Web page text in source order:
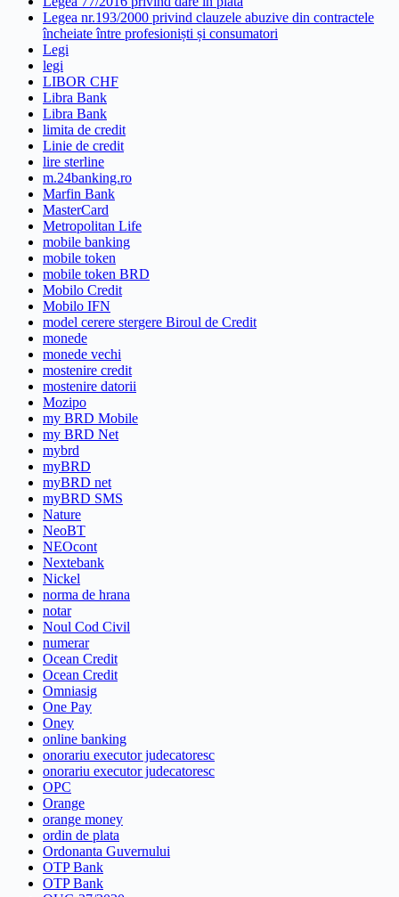
Legea nr.193/2000 privind clauzele abuzive din contractele
încheiate între profesioniști și consumatori
Legi
legi
LIBOR CHF
Libra Bank
Libra Bank
limita de credit
Linie de credit
lire sterline
m.24banking.ro
Marfin Bank
MasterCard
Metropolitan Life
mobile banking
mobile token
mobile token BRD
Mobilo Credit
Mobilo IFN
model cerere stergere Biroul de Credit
monede
monede vechi
mostenire credit
mostenire datorii
Mozipo
my BRD Mobile
my BRD Net
mybrd
myBRD
myBRD net
myBRD SMS
Nature
NeoBT
NEOcont
Nextebank
Nickel
norma de hrana
notar
Noul Cod Civil
numerar
Ocean Credit
Ocean Credit
Omniasig
One Pay
Oney
online banking
onorariu executor judecatoresc
onorariu executor judecatoresc
OPC
Orange
orange money
ordin de plata
Ordonanta Guvernului
OTP Bank
OTP Bank